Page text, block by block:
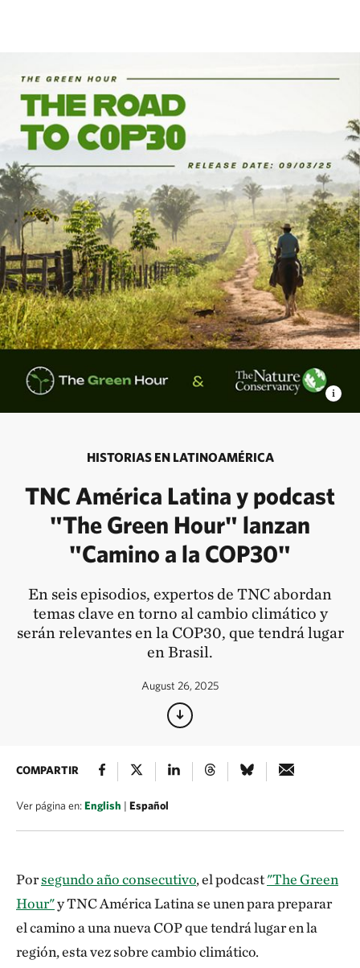
HISTORIAS EN LATINOAMÉRICA
TNC América Latina y podcast
"The Green Hour" lanzan
"Camino a la COP30"
En seis episodios, expertos de TNC abordan
temas clave en torno al cambio climático y
serán relevantes en la COP30, que tendrá lugar
en Brasil.
August 26, 2025
COMPARTIR
Ver página en:English | Español
Porsegundo año consecutivo, el podcast"The Green
Hour"y TNC América Latina se unen para preparar
el camino a una nueva COP que tendrá lugar en la
región, esta vez sobre cambio climático.